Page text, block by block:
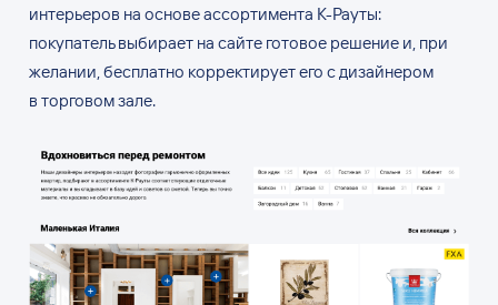
интерьеров на основе ассортимента К-Рауты:
покупатель выбирает на сайте готовое решение и, при
желании, бесплатно корректирует его с дизайнером
в торговом зале.